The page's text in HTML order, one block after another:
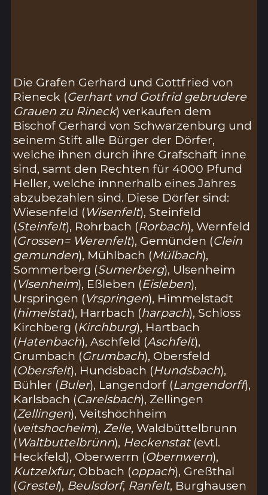
Die Grafen Gerhard und Gottfried von
Rieneck (Gerhart vnd Gotfrid gebrudere
Grauen zu Rineck) verkaufen dem
Bischof Gerhard von Schwarzenburg und
seinem Stift alle Bürger der Dörfer,
welche ihnen durch ihre Grafschaft inne
sind, samt den Rechten für 4000 Pfund
Heller, welche innnerhalb eines Jahres
abzubezahlen sind. Diese Dörfer sind:
Wiesenfeld (Wisenfelt), Steinfeld
(Steinfelt), Rohrbach (Rorbach), Wernfeld
(Grossen= Werenfelt), Gemünden (Clein
gemunden), Mühlbach (Mülbach),
Sommerberg (Sumerberg), Ulsenheim
(Vlsenheim), Eßleben (Eisleben),
Urspringen (Vrspringen), Himmelstadt
(himelstat), Harrbach (harpach), Schloss
Kirchberg (Kirchburg), Hartbach
(Hatenbach), Aschfeld (Aschfelt),
Grumbach (Grumbach), Obersfeld
(Obersfelt), Hundsbach (Hundsbach),
Bühler (Buler), Langendorf (Langendorff),
Karlsbach (Carelsbach), Zellingen
(Zellingen), Veitshöchheim
(veitshocheim), Zelle, Waldbüttelbrunn
(Waltbuttelbrünn), Heckenstat(evtl.
Heckfeld), Oberwerrn (Obernwern),
Kutzelxfur, Obbach (oppach), Greßthal
(Grestel), Beulsdorf, Ranfelt, Burghausen